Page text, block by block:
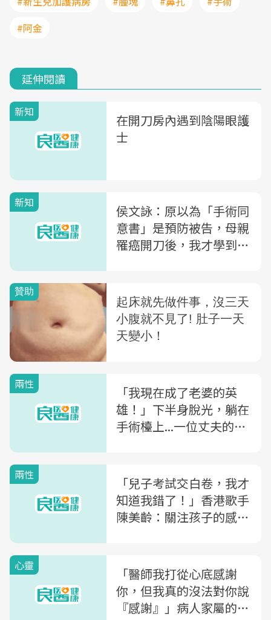
#阿金
延伸閱讀
新知
在開刀房內遇到陰陽眼護
士
新知
侯文詠：原以為「手術同
意書」是預防被告，母親
罹癌開刀後，我才學到那
兩性
「我現在成了老婆的英
雄！」下半身脫光，躺在
手術檯上...一位丈夫的輸
兩性
「兒子考試交白卷，我才
知道我錯了！」香港歌手
陳美齡：關注孩子的感
心靈
「醫師我打從心底感謝
你，但我真的沒法對你說
『感謝』」病人家屬的一